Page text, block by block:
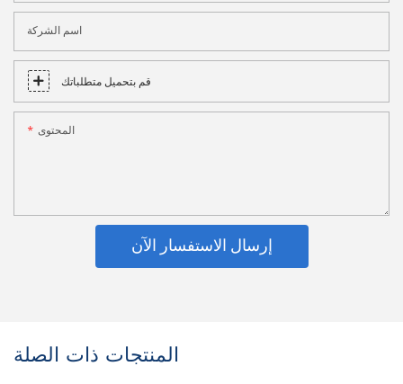
اسم الشركة
قم بتحميل متطلباتك
المحتوى
إرسال الاستفسار الآن
المنتجات ذات الصلة